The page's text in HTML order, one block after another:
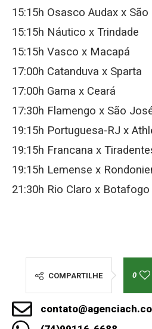
15:15h Osasco Audax x São
15:15h Náutico x Trindade
15:15h Vasco x Macapá
17:00h Catanduva x Sparta
17:00h Gama x Ceará
17:30h Flamengo x São
19:15h Portuguesa-RJ x
19:15h Francana x
19:15h Lemense x
21:30h Rio Claro x Botafogo
COMPARTILHE 0